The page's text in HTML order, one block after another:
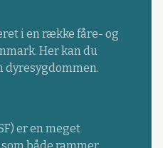
i en række fåre- og
Her kan du
dyresygdommen.
er en meget
både rammer